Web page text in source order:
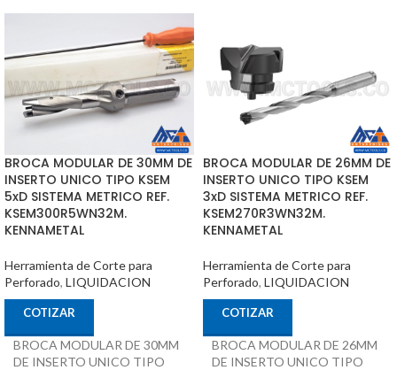
BROCA MODULAR DE 30MM DE
INSERTO UNICO TIPO KSEM
5xD SISTEMA METRICO REF.
KSEM300R5WN32M.
KENNAMETAL
Herramienta de Corte para
Perforado, LIQUIDACION
COTIZAR
BROCA MODULAR DE 30MM
DE INSERTO UNICO TIPO
BROCA MODULAR DE 26MM DE
INSERTO UNICO TIPO KSEM
3xD SISTEMA METRICO REF.
KSEM270R3WN32M.
KENNAMETAL
Herramienta de Corte para
Perforado, LIQUIDACION
COTIZAR
BROCA MODULAR DE 26MM
DE INSERTO UNICO TIPO